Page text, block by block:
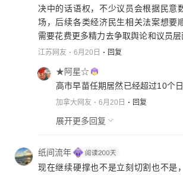
决中的话语权，不少议员会根据民意
场，后续各类经济民生相关法案想要
需要花费更多精力去争取舆论和议员
江苏网友 6月20日 回复
★阿星☆
高市早苗任期居然已经超过10个
加拿大网友 6月20日 回复
展开更多回复
纸间流年
现在继续硬撑也不是立刻切割也不是